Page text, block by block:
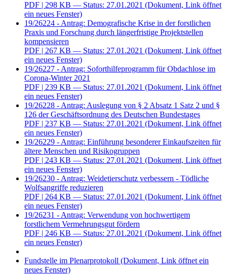
PDF | 298 KB — Status: 27.01.2021 (Dokument, Link öffnet
ein neues Fenster)
19/26224 - Antrag: Demografische Krise in der forstlichen
Praxis und Forschung durch längerfristige Projektstellen
kompensieren
PDF | 267 KB — Status: 27.01.2021 (Dokument, Link öffnet
ein neues Fenster)
19/26227 - Antrag: Soforthilfeprogramm für Obdachlose im
Corona-Winter 2021
PDF | 239 KB — Status: 27.01.2021 (Dokument, Link öffnet
ein neues Fenster)
19/26228 - Antrag: Auslegung von § 2 Absatz 1 Satz 2 und §
126 der Geschäftsordnung des Deutschen Bundestages
PDF | 237 KB — Status: 27.01.2021 (Dokument, Link öffnet
ein neues Fenster)
19/26229 - Antrag: Einführung besonderer Einkaufszeiten für
ältere Menschen und Risikogruppen
PDF | 243 KB — Status: 27.01.2021 (Dokument, Link öffnet
ein neues Fenster)
19/26230 - Antrag: Weidetierschutz verbessern - Tödliche
Wolfsangriffe reduzieren
PDF | 264 KB — Status: 27.01.2021 (Dokument, Link öffnet
ein neues Fenster)
19/26231 - Antrag: Verwendung von hochwertigem
forstlichem Vermehrungsgut fördern
PDF | 246 KB — Status: 27.01.2021 (Dokument, Link öffnet
ein neues Fenster)
Fundstelle im Plenarprotokoll (Dokument, Link öffnet ein
neues Fenster)